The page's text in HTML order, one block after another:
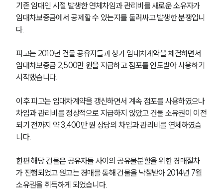
기존 임대인 시절 발생한 연체차임과 관리비를 새로운 소유자가
임대차보증금에서 공제할 수 있는지를 둘러싸고 발생한 분쟁입니
다.
피고는 2010년 건물 공유자들과 상가 임대차계약을 체결하면서
임대차보증금 2,500만 원을 지급하고 점포를 인도받아 사용하기
시작했습니다.
이후 피고는 임대차계약을 갱신하면서 계속 점포를 사용하였으나
차임과 관리비를 정상적으로 지급하지 않았고 건물 소유권이 이전
되기 전까지 약 3,400만 원 상당의 차임과 관리비를 연체하였습
니다.
한편 해당 건물은 공유자들 사이의 공유물분할을 위한 경매절차
가 진행되었고 원고는 경매를 통해 건물을 낙찰받아 2014년 7월
소유권을 취득하게 되었습니다.